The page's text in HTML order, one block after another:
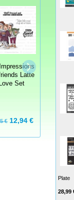
Latte
Love Set
€12,94 €
Plate
28,99